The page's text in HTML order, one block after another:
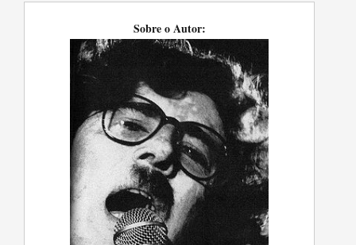
Sobre o Autor: